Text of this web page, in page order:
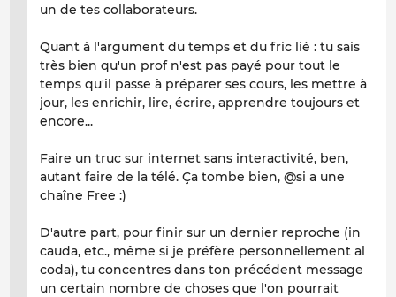
un de tes collaborateurs.
Quant à l'argument du temps et du fric lié : tu sais
très bien qu'un prof n'est pas payé pour tout le
temps qu'il passe à préparer ses cours, les mettre à
jour, les enrichir, lire, écrire, apprendre toujours et
encore...
Faire un truc sur internet sans interactivité, ben,
autant faire de la télé. Ça tombe bien, @si a une
chaîne Free :)
D'autre part, pour finir sur un dernier reproche (in
cauda, etc., même si je préfère personnellement al
coda), tu concentres dans ton précédent message
un certain nombre de choses que l'on pourrait